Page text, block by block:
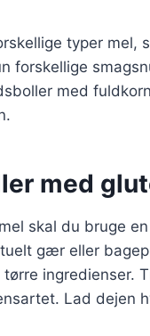
typer mel,
forskellige
med
med
skal du bruge
gær eller
ingredienser.
Lad dejen